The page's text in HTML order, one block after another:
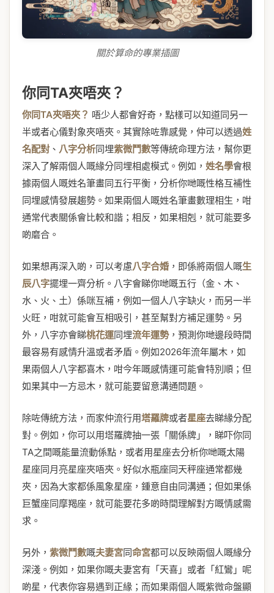
關於算命的專業插圖
你同TA夾唔夾？
你同TA夾唔夾？ 唔少人都會好奇，點樣可以知道同另一
半或者心儀對象夾唔夾。其實除咗靠感覺，仲可以透過姓
名配對 、 八字分析同埋紫微鬥數等傳統命理方法，幫你更
深入了解兩個人嘅緣分同埋相處模式。例如， 姓名學會根
據兩個人嘅姓名筆畫同五行平衡，分析你哋嘅性格互補性
同埋感情發展趨勢。如果兩個人嘅姓名筆畫數理相生，咁
通常代表關係會比較和諧；相反，如果相剋，就可能要多
啲磨合。
如果想再深入啲，可以考慮八字合婚，即係將兩個人嘅生
辰八字擺埋一齊分析。八字會睇你哋嘅五行（金、木、
水、火、土）係咪互補，例如一個人八字缺火，而另一半
火旺，咁就可能會互相吸引，甚至幫對方補足運勢。另
外，八字亦會睇桃花運同埋流年運勢，預測你哋邊段時間
最容易有感情升溫或者矛盾。例如2026年流年屬木，如
果兩個人八字都喜木，咁今年嘅感情運可能會特別順；但
如果其中一方忌木，就可能要留意溝通問題。
除咗傳統方法，而家仲流行用塔羅牌或者星座去睇緣分配
對。例如，你可以用塔羅牌抽一張「關係牌」，睇吓你同
TA之間嘅能量流動係點，或者用星座去分析你哋嘅太陽
星座同月亮星座夾唔夾。好似水瓶座同天秤座通常都幾
夾，因為大家都係風象星座，鍾意自由同溝通；但如果係
巨蟹座同摩羯座，就可能要花多啲時間理解對方嘅情感需
求。
另外， 紫微鬥數嘅夫妻宮同命宮都可以反映兩個人嘅緣分
深淺。例如，如果你嘅夫妻宮有「天喜」或者「紅鸞」呢
啲星，代表你容易遇到正緣；而如果兩個人嘅紫微命盤顯